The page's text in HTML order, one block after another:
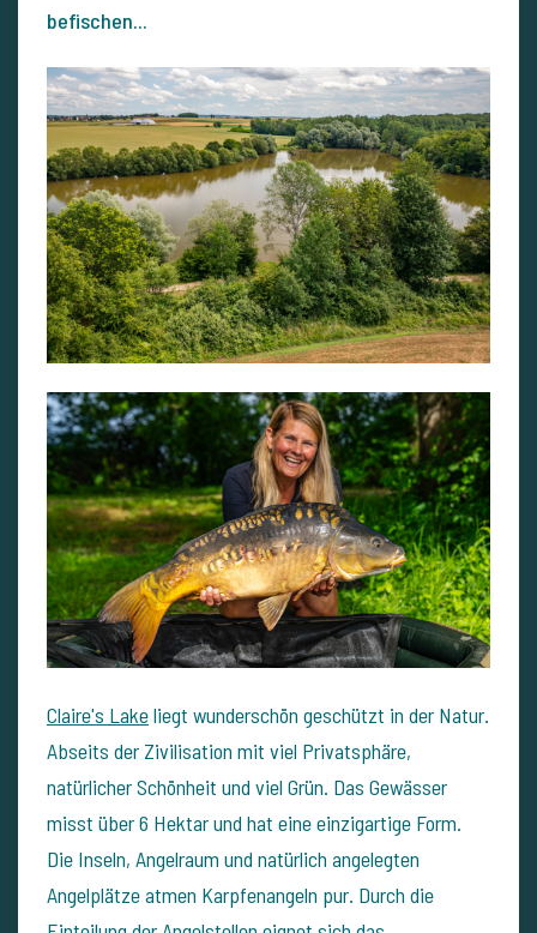
befischen...
Claire's Lakeliegt wunderschön geschützt in der Natur.
Abseits der Zivilisation mit viel Privatsphäre,
natürlicher Schönheit und viel Grün. Das Gewässer
misst über 6 Hektar und hat eine einzigartige Form.
Die Inseln, Angelraum und natürlich angelegten
Angelplätze atmen Karpfenangeln pur. Durch die